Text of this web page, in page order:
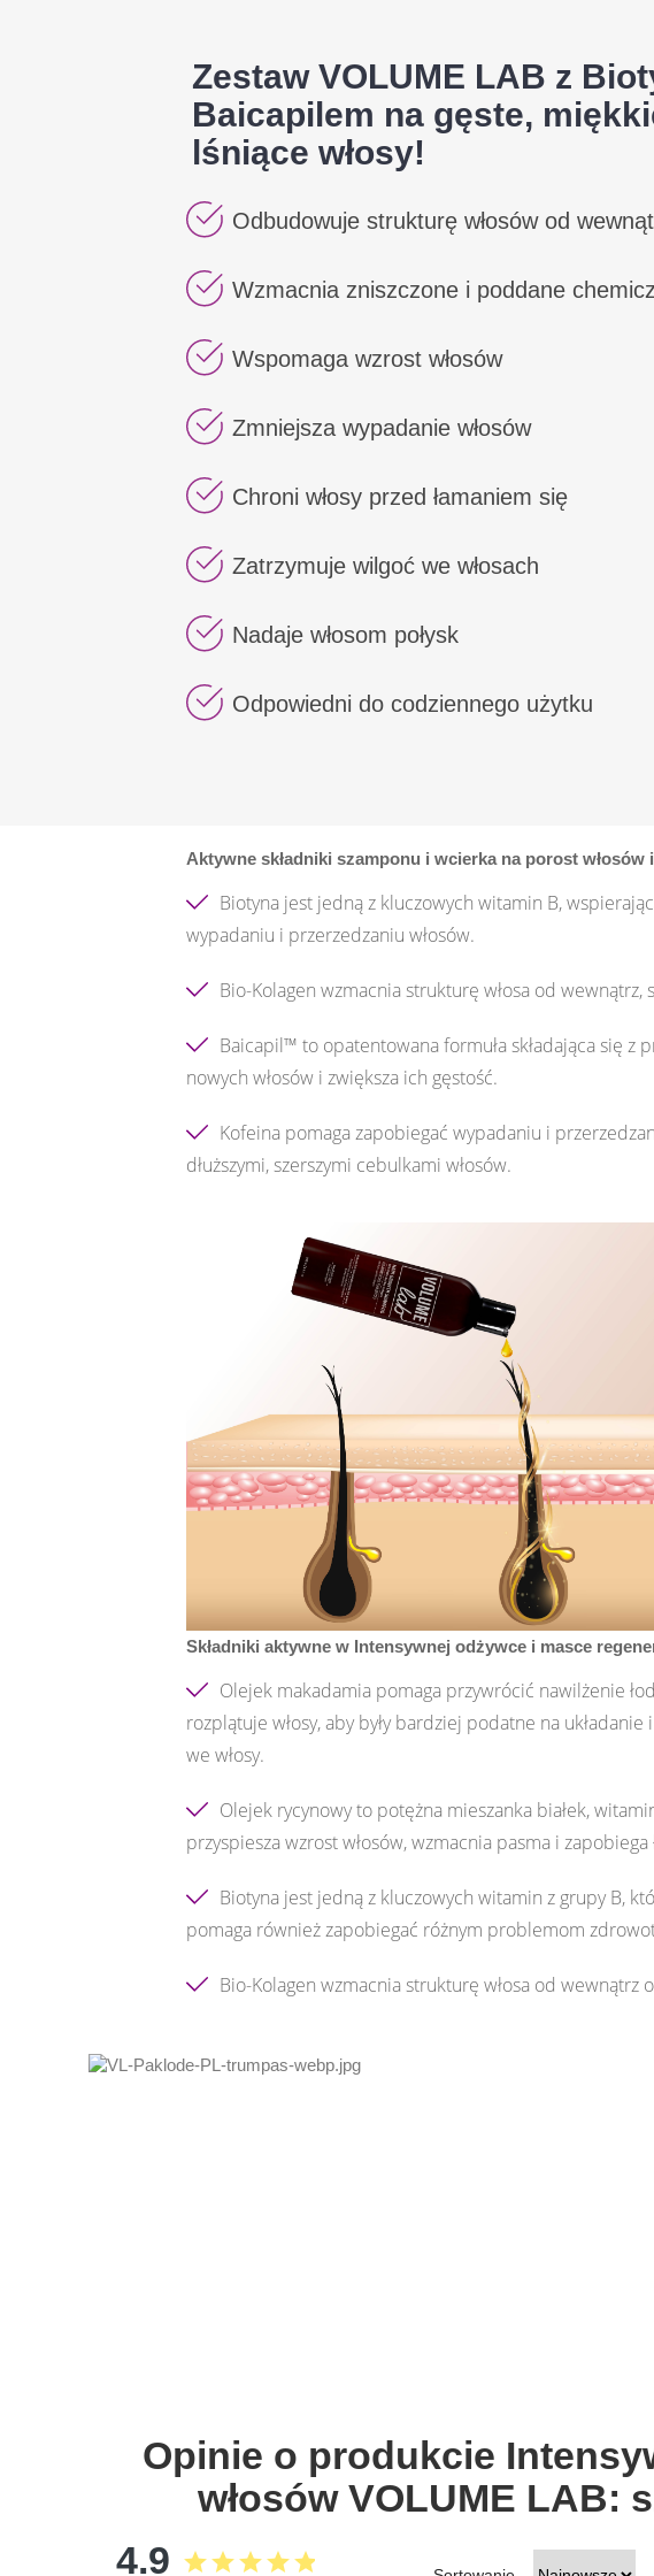
Zestaw VOLUME LAB z
Baicapilem na gęste,
lśniące włosy!
Odbudowuje strukturę włosów od
Wzmacnia zniszczone i poddane
Wspomaga wzrost włosów
Zmniejsza wypadanie włosów
Chroni włosy przed łamaniem się
Zatrzymuje wilgoć we włosach
Nadaje włosom połysk
Odpowiedni do codziennego użytku
Aktywne składniki szamponu i wcierka na porost
Biotyna jest jedną z kluczowych witamin B,
wypadaniu i przerzedzaniu włosów.
Bio-Kolagen wzmacnia strukturę włosa od wewnątrz,
Baicapil™ to opatentowana formuła składająca się
nowych włosów i zwiększa ich gęstość.
Kofeina pomaga zapobiegać wypadaniu i
dłuższymi, szerszymi cebulkami włosów.
Składniki aktywne w Intensywnej odżywce i masce
Olejek makadamia pomaga przywrócić nawilżenie
rozplątuje włosy, aby były bardziej podatne na
we włosy.
Olejek rycynowy to potężna mieszanka białek,
przyspiesza wzrost włosów, wzmacnia pasma i zapobiega
Biotyna jest jedną z kluczowych witamin z grupy B,
pomaga również zapobiegać różnym problemom
Bio-Kolagen wzmacnia strukturę włosa od wewnątrz
Opinie o produkcie
włosów VOLUME LAB:
4.9 starstarstarstarstar